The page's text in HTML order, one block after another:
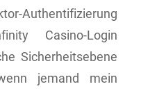
Authentifizierung
Casino-Login
Sicherheitsebene
jemand mein